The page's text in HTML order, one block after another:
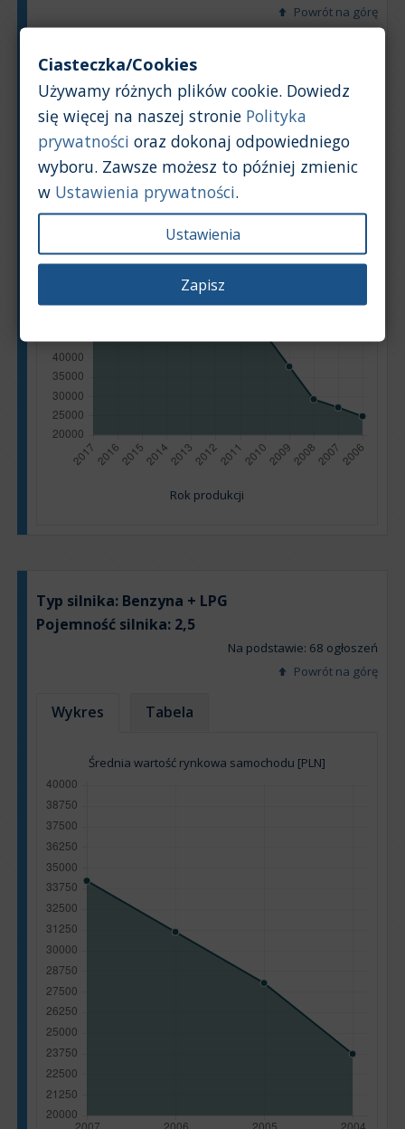
Powrót na górę
Średnia wartość rynkowa samochodu [PLN]
Rok produkcji
Typ silnika: Benzyna + LPG
Pojemność silnika: 2,5
Na podstawie: 68 ogłoszeń
Powrót na górę
Wykres Tabela
Średnia wartość rynkowa samochodu [PLN]
Ciasteczka/Cookies
Używamy różnych plików cookie. Dowiedz
się więcej na naszej stronie Polityka
prywatności oraz dokonaj odpowiedniego
wyboru. Zawsze możesz to później zmienic
w Ustawienia prywatności.
Ustawienia
Zapisz